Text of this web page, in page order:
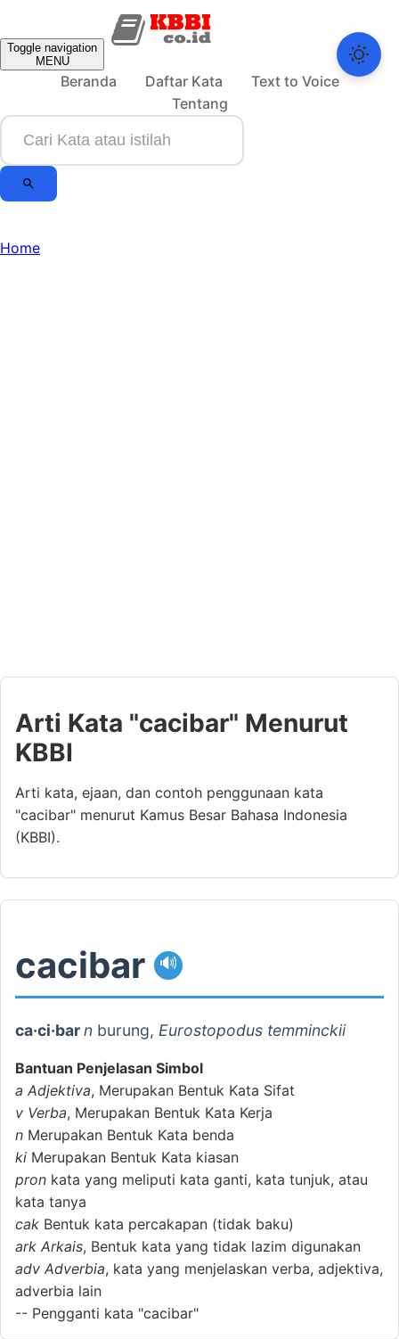
Toggle navigation
MENU
Beranda Daftar Kata
Text to Voice
Tentang
Home
Arti Kata "cacibar" Menurut
KBBI
Arti kata, ejaan, dan contoh penggunaan kata
"cacibar" menurut Kamus Besar Bahasa Indonesia
(KBBI).
cacibar 🔊
ca·ci·barn burung, Eurostopodus temminckii
Bantuan Penjelasan Simbol
a Adjektiva, Merupakan Bentuk Kata Sifat
v Verba, Merupakan Bentuk Kata Kerja
n Merupakan Bentuk Kata benda
ki Merupakan Bentuk Kata kiasan
pron kata yang meliputi kata ganti, kata tunjuk, atau
kata tanya
cak Bentuk kata percakapan (tidak baku)
ark Arkais, Bentuk kata yang tidak lazim digunakan
adv Adverbia, kata yang menjelaskan verba, adjektiva,
adverbia lain
-- Pengganti kata "cacibar"